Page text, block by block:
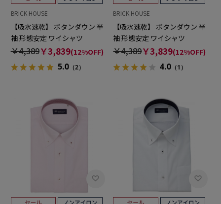
BRICK HOUSE
【吸水速乾】 ボタンダウン 半
袖 形態安定 ワイシャツ
￥4,389￥3,839(12%OFF)
5.0（2）
BRICK HOUSE
【吸水速乾】 ボタンダウン 半
袖 形態安定 ワイシャツ
￥4,389￥3,839(12%OFF)
4.0 （1）